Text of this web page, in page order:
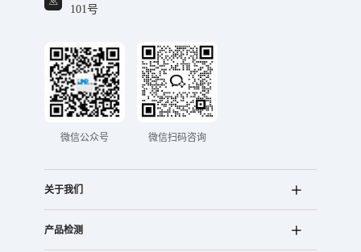
101号
微信公众号 微信扫码咨询
关于我们
产品检测